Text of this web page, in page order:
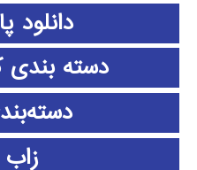
دانلود
دسته بندی
زاب ZAB